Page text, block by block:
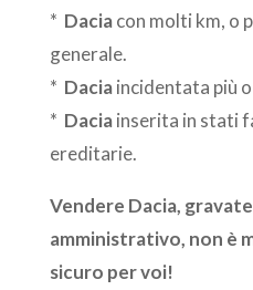
* Daciacon molti km, o
generale.
* Daciaincidentata più
* Daciainserita in stati
ereditarie.
Vendere Dacia,
amministrativo, non è
sicuro per voi!